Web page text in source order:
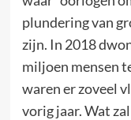
plundering van
zijn. In 2018
miljoen mensen
waren er zoveel
vorig jaar. Wat